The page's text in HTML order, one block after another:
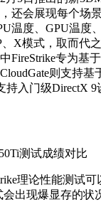
还会展现每个场
温度、GPU温度
X模式，取而代
FireStrike专为基
则支持基
持入门级DirectX
测试成绩对比
理论性能测试可
会出现爆显存的状